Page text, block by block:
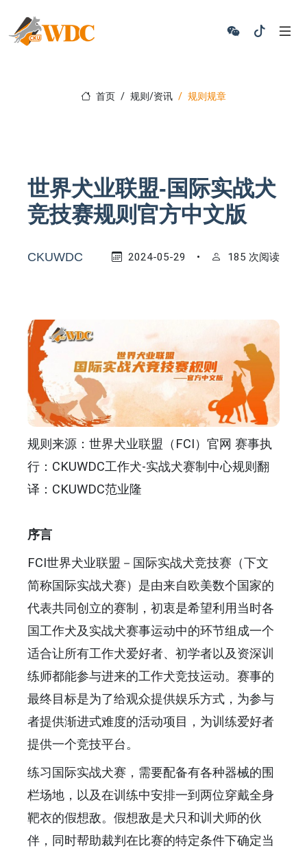
首页 规则/资讯 规则规章
世界犬业联盟-国际实战犬
竞技赛规则官方中文版
CKUWDC 2024-05-29 • 185 次阅读
规则来源：世界犬业联盟（FCI）官网 赛事执
行：CKUWDC工作犬-实战犬赛制中心规则翻
译：CKUWDC范业隆
序言
FCI世界犬业联盟－国际实战犬竞技赛（下文
简称国际实战犬赛）是由来自欧美数个国家的
代表共同创立的赛制，初衷是希望利用当时各
国工作犬及实战犬赛事运动中的环节组成一个
适合让所有工作犬爱好者、初学者以及资深训
练师都能参与进来的工作犬竞技运动。赛事的
最终目标是为了给观众提供娱乐方式，为参与
者提供渐进式难度的活动项目，为训练爱好者
提供一个竞技平台。
练习国际实战犬赛，需要配备有各种器械的围
栏场地，以及在训练中安排一到两位穿戴全身
靶衣的假想敌。假想敌是犬只和训犬师的伙
伴，同时帮助裁判在比赛的特定条件下确定当